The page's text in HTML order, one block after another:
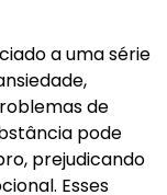
a uma série
de
pode
prejudicando
Esses